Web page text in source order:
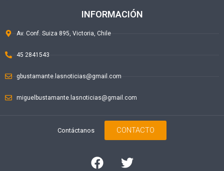
INFORMACIÓN
Av. Conf. Suiza 895, Victoria, Chile
45 2841543
gbustamante.lasnoticias@gmail.com
miguelbustamante.lasnoticias@gmail.com
Contáctanos CONTACTO